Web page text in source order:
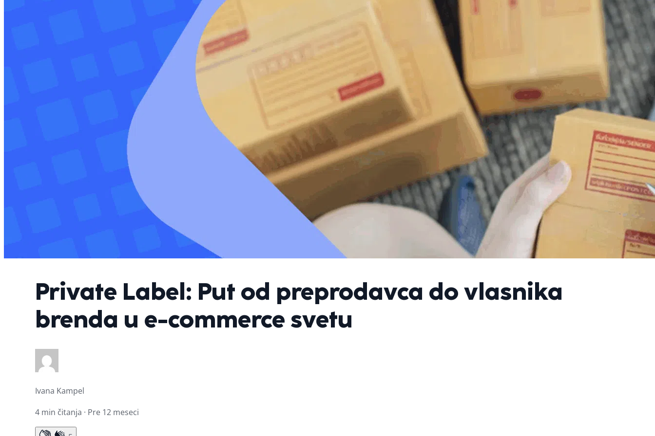
Private Label: Put od preprodavca do vlasnika
brenda u e-commerce svetu
Ivana Kampel
4 min čitanja · Pre 12 meseci